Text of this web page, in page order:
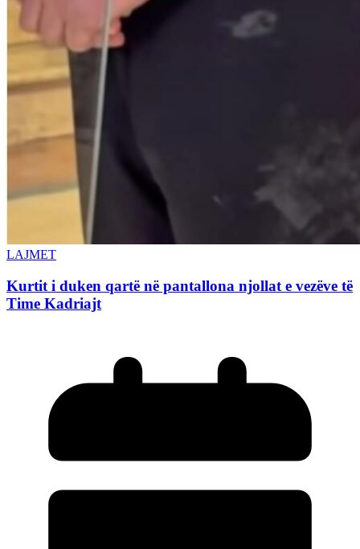
LAJMET
Kurtit i duken qartë në pantallona njollat e vezëve të
Time Kadriajt